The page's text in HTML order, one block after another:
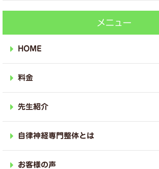
メニュー
HOME
料金
先生紹介
自律神経専門整体とは
お客様の声